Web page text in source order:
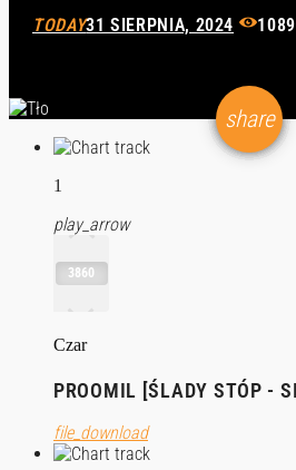
TODAY31 SIERPNIA, 2024
share
email
1
play_arrow
3860
Czar
PROOMIL [ŚLADY STÓP -
file_download